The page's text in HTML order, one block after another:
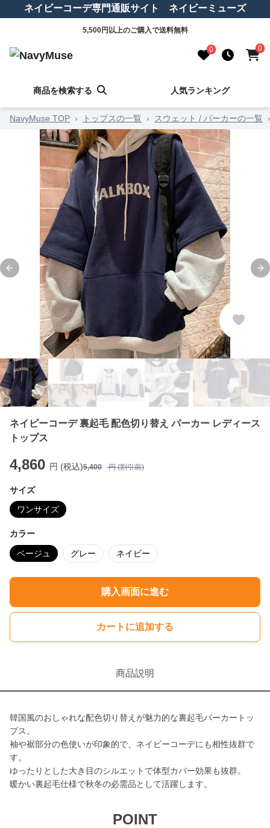
ネイビーコーデ専門通販サイト ネイビーミューズ
5,500円以上のご購入で送料無料
0 0
商品を検索する 人気ランキング
NavyMuse TOP › トップスの一覧 › スウェット / パーカーの一覧 ›
Previous slide
ネイビーコーデ 裏起毛 配色切り替え パーカー レディース
トップス
4,860 円 (税込)5,400 円 (割引前)
サイズ
ワンサイズ
カラー
ベージュ グレー ネイビー
購入画面に進む
カートに追加する
商品説明
韓国風のおしゃれな配色切り替えが魅力的な裏起毛パーカートッ
プス。
袖や裾部分の色使いが印象的で、ネイビーコーデにも相性抜群で
す。
ゆったりとした大き目のシルエットで体型カバー効果も抜群。
暖かい裏起毛仕様で秋冬の必需品として活躍します。
POINT